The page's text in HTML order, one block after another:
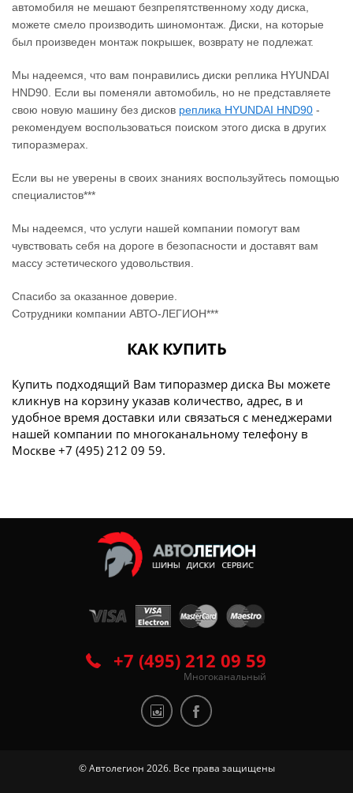
автомобиля не мешают безпрепятственному ходу диска,
можете смело производить шиномонтаж. Диски, на которые
был произведен монтаж покрышек, возврату не подлежат.
Мы надеемся, что вам понравились диски реплика HYUNDAI
HND90. Если вы поменяли автомобиль, но не представляете
свою новую машину без дисков реплика HYUNDAI HND90 ‐
рекомендуем воспользоваться поиском этого диска в других
типоразмерах.
Если вы не уверены в своих знаниях воспользуйтесь помощью
специалистов***
Мы надеемся, что услуги нашей компании помогут вам
чувствовать себя на дороге в безопасности и доставят вам
массу эстетического удовольствия.
Спасибо за оказанное доверие.
Сотрудники компании АВТО-ЛЕГИОН***
КАК КУПИТЬ
Купить подходящий Вам типоразмер диска Вы можете
кликнув на корзину указав количество, адрес, в и
удобное время доставки или связаться с менеджерами
нашей компании по многоканальному телефону в
Москве +7 (495) 212 09 59.
+7 (495) 212 09 59
Многоканальный
© Автолегион 2026. Все права защищены